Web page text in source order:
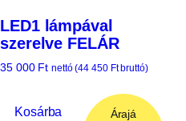
LED1 lámpával
szerelve FELÁR
35 000 Ft nettó (44 450 Ftbruttó)
Kosárba
Árajá